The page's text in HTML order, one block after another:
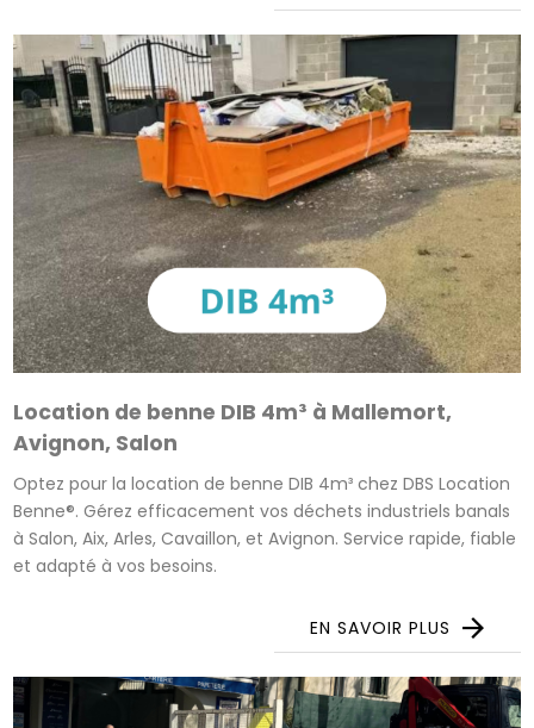
Location de benne DIB 4m³ à Mallemort,
Avignon, Salon
Optez pour la location de benne DIB 4m³ chez DBS Location
Benne®. Gérez efficacement vos déchets industriels banals
à Salon, Aix, Arles, Cavaillon, et Avignon. Service rapide, fiable
et adapté à vos besoins.
EN SAVOIR PLUS